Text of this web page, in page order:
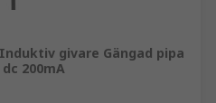
givare Gängad pipa
dc 200mA